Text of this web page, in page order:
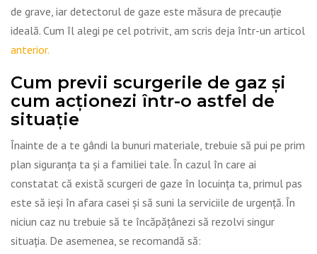
de grave, iar detectorul de gaze este măsura de precauție
ideală. Cum îl alegi pe cel potrivit, am scris deja într-un articol
anterior.
Cum previi scurgerile de gaz și
cum acționezi într-o astfel de
situație
Înainte de a te gândi la bunuri materiale, trebuie să pui pe prim
plan siguranța ta și a familiei tale. În cazul în care ai
constatat că există scurgeri de gaze în locuința ta, primul pas
este să ieși în afara casei și să suni la serviciile de urgență. În
niciun caz nu trebuie să te încăpățânezi să rezolvi singur
situația. De asemenea, se recomandă să: